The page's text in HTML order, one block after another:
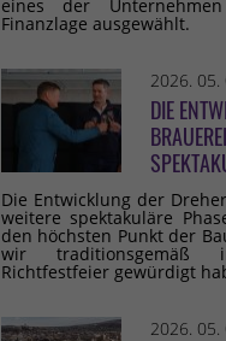
eines der
Finanzlage ausgewählt.
2026. 05.
DIE
Die Entwicklung der
weitere spektakuläre
den höchsten Punkt der
wir traditionsgemäß
Richtfestfeier gewürdigt
2026. 05.